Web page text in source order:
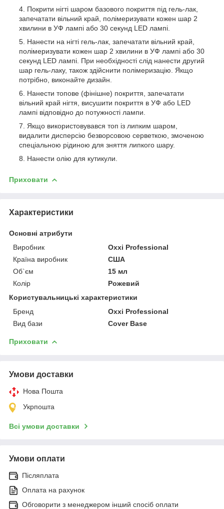
Покрити нігті шаром базового покриття під гель-лак,
запечатати вільний край, полімеризувати кожен шар 2
хвилини в УФ лампі або 30 секунд LED лампі.
Нанести на нігті гель-лак, запечатати вільний край,
полімеризувати кожен шар 2 хвилини в УФ лампі або 30
секунд LED лампі. При необхідності слід нанести другий
шар гель-лаку, також здійснити полімеризацію. Якщо
потрібно, виконайте дизайн.
Нанести топове (фінішне) покриття, запечатати
вільний край нігтя, висушити покриття в УФ або LED
лампі відповідно до потужності лампи.
Якщо використовувався топ із липким шаром,
видалити дисперсію безворсовою серветкою, змоченою
спеціальною рідиною для зняття липкого шару.
Нанести олію для кутикули.
Приховати
Характеристики
Основні атрибути
Виробник
Oxxi Professional
Країна виробник
США
Об`єм
15 мл
Колір
Рожевий
Користувальницькі характеристики
Бренд
Oxxi Professional
Вид бази
Cover Base
Приховати
Умови доставки
Нова Пошта
Укрпошта
Всі умови доставки
Умови оплати
Післяплата
Оплата на рахунок
Обговорити з менеджером інший спосіб оплати